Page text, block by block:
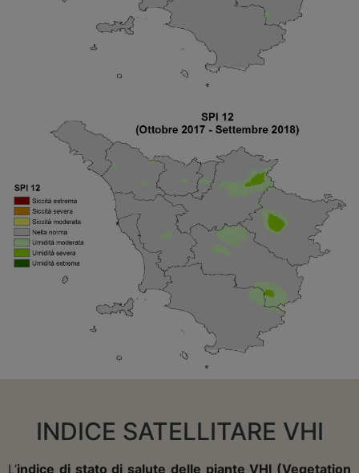
INDICE SATELLITARE VHI
L’indice di stato di salute delle piante VHI (Vegetation